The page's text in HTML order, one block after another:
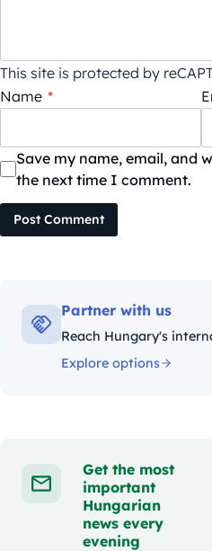
This site is protected by
Name *
Save my name, email, and
the next time I comment.
Post Comment
Partner with us
Reach Hungary's
Explore options
Get the most
important
Hungarian
news every
evening